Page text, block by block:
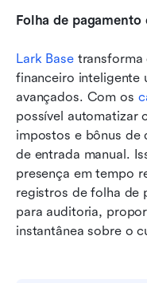
Folha de
Lark Base transforma
financeiro inteligente
avançados. Com os
possível automatizar
impostos e bônus de
de entrada manual.
presença em tempo
registros de folha de
para auditoria,
instantânea sobre o